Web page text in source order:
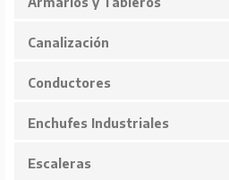
Canalización
Conductores
Enchufes Industriales
Escaleras